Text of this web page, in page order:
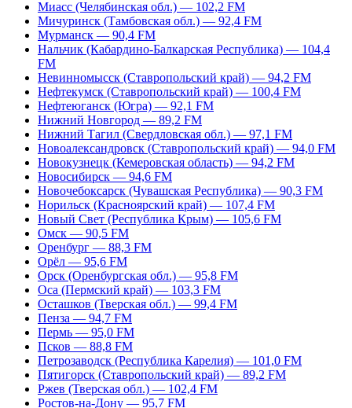
Миасс (Челябинская обл.) — 102,2 FM
Мичуринск (Тамбовская обл.) — 92,4 FM
Мурманск — 90,4 FM
Нальчик (Кабардино-Балкарская Республика) — 104,4
FM
Невинномысск (Ставропольский край) — 94,2 FM
Нефтекумск (Ставропольский край) — 100,4 FM
Нефтеюганск (Югра) — 92,1 FM
Нижний Новгород — 89,2 FM
Нижний Тагил (Свердловская обл.) — 97,1 FM
Новоалександровск (Ставропольский край) — 94,0 FM
Новокузнецк (Кемеровская область) — 94,2 FM
Новосибирск — 94,6 FM
Новочебоксарск (Чувашская Республика) — 90,3 FM
Норильск (Красноярский край) — 107,4 FM
Новый Свет (Республика Крым) — 105,6 FM
Омск — 90,5 FM
Оренбург — 88,3 FM
Орёл — 95,6 FM
Орск (Оренбургская обл.) — 95,8 FM
Оса (Пермский край) — 103,3 FM
Осташков (Тверская обл.) — 99,4 FM
Пенза — 94,7 FM
Пермь — 95,0 FM
Псков — 88,8 FM
Петрозаводск (Республика Карелия) — 101,0 FM
Пятигорск (Ставропольский край) — 89,2 FM
Ржев (Тверская обл.) — 102,4 FM
Ростов-на-Дону — 95,7 FM